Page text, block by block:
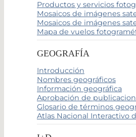
Productos y servicios
Mosaicos de imágenes
Mosaicos de imágenes
Mapa de vuelos
GEOGRAFÍA
Introducción
Nombres geográficos
Información geográfica
Aprobación de
Glosario de términos
Atlas Nacional Interactivo